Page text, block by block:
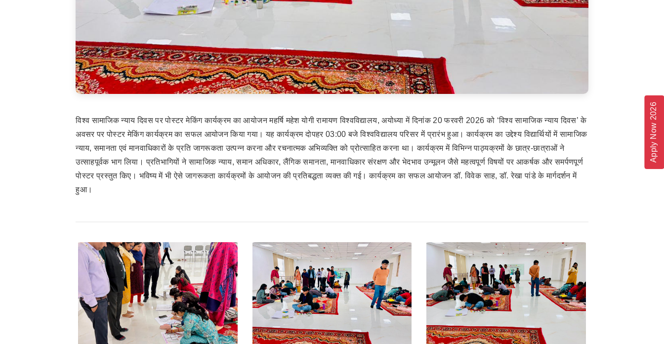
Apply Now 2026
विश्व सामाजिक न्याय दिवस पर पोस्टर मेकिंग कार्यक्रम का आयोजन महर्षि महेश योगी रामायण विश्वविद्यालय, अयोध्या में दिनांक 20 फरवरी 2026 को ‘विश्व सामाजिक न्याय दिवस’ के
अवसर पर पोस्टर मेकिंग कार्यक्रम का सफल आयोजन किया गया। यह कार्यक्रम दोपहर 03:00 बजे विश्वविद्यालय परिसर में प्रारंभ हुआ। कार्यक्रम का उद्देश्य विद्यार्थियों में सामाजिक
न्याय, समानता एवं मानवाधिकारों के प्रति जागरूकता उत्पन्न करना और रचनात्मक अभिव्यक्ति को प्रोत्साहित करना था। कार्यक्रम में विभिन्न पाठ्यक्रमों के छात्र-छात्राओं ने
उत्साहपूर्वक भाग लिया। प्रतिभागियों ने सामाजिक न्याय, समान अधिकार, लैंगिक समानता, मानवाधिकार संरक्षण और भेदभाव उन्मूलन जैसे महत्वपूर्ण विषयों पर आकर्षक और समर्पणपूर्ण
पोस्टर प्रस्तुत किए। भविष्य में भी ऐसे जागरूकता कार्यक्रमों के आयोजन की प्रतिबद्धता व्यक्त की गई। कार्यक्रम का सफल आयोजन डॉ. विवेक साह, डॉ. रेखा पांडे के मार्गदर्शन में
हुआ।